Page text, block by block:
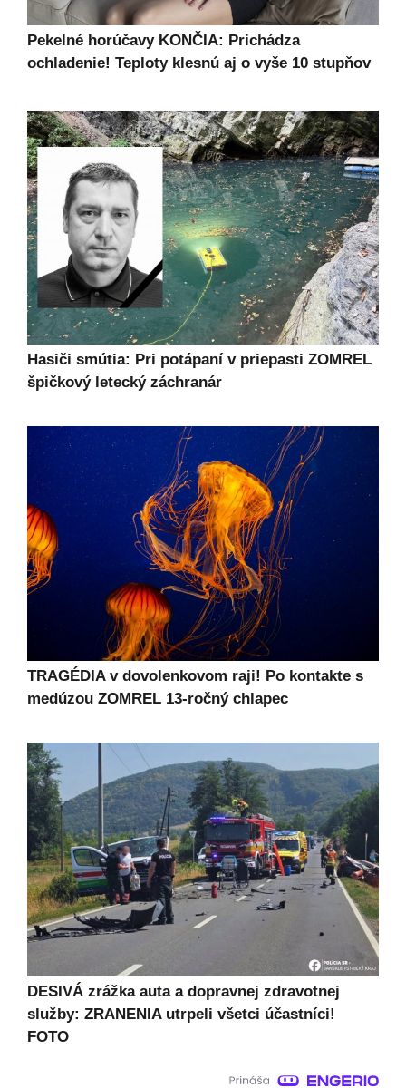
Pekelné horúčavy KONČIA: Prichádza
ochladenie! Teploty klesnú aj o vyše 10 stupňov
Hasiči smútia: Pri potápaní v priepasti ZOMREL
špičkový letecký záchranár
TRAGÉDIA v dovolenkovom raji! Po kontakte s
medúzou ZOMREL 13-ročný chlapec
DESIVÁ zrážka auta a dopravnej zdravotnej
služby: ZRANENIA utrpeli všetci účastníci!
FOTO